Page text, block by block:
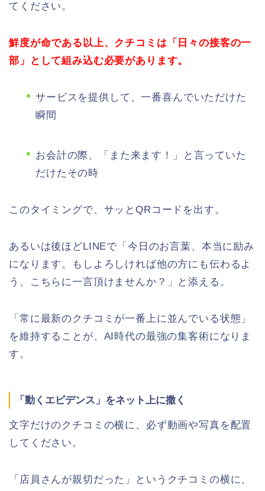
てください。
鮮度が命である以上、クチコミは「日々の接客の一
部」として組み込む必要があります。
サービスを提供して、一番喜んでいただけた
瞬間
お会計の際、「また来ます！」と言っていた
だけたその時
このタイミングで、サッとQRコードを出す。
あるいは後ほどLINEで「今日のお言葉、本当に励み
になります。もしよろしければ他の方にも伝わるよ
う、こちらに一言頂けませんか？」と添える。
「常に最新のクチコミが一番上に並んでいる状態」
を維持することが、AI時代の最強の集客術になりま
す。
「動くエビデンス」をネット上に撒く
文字だけのクチコミの横に、必ず動画や写真を配置
してください。
「店員さんが親切だった」というクチコミの横に、